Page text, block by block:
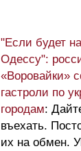
"Если будет
Одессу":
«Воровайки»
гастроли по
городам:
въехать.
их на обмен.